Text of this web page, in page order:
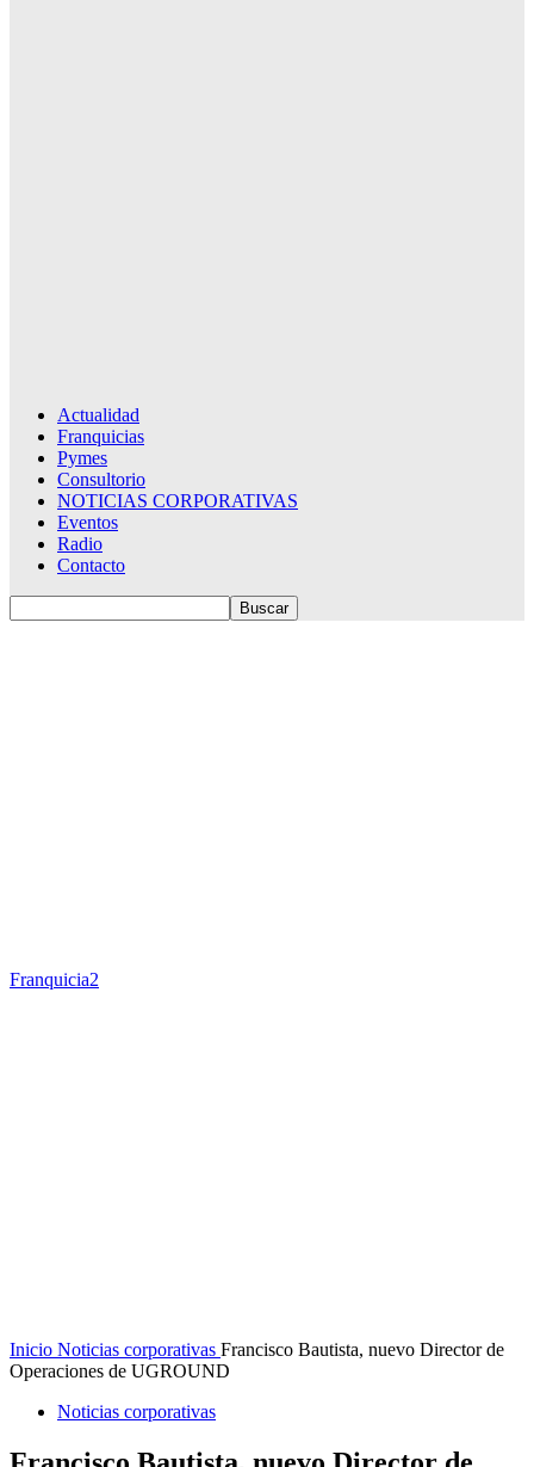
Actualidad
Franquicias
Pymes
Consultorio
NOTICIAS CORPORATIVAS
Eventos
Radio
Contacto
Franquicia2
Inicio Noticias corporativas Francisco Bautista, nuevo Director de
Operaciones de UGROUND
Noticias corporativas